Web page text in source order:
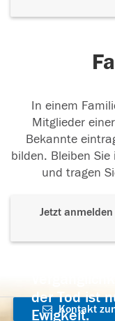
In einem
Mitglieder
Bekannte
bilden. Bleiben
und tragen
Jetzt
der Tod ist
Ewigkeit.
Kontakt